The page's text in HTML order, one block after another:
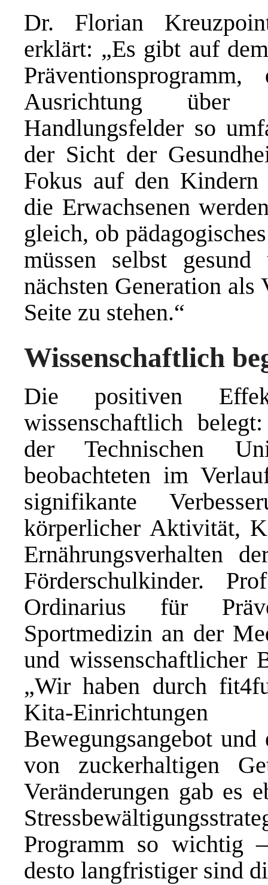
Dr. Florian
erklärt: „Es gibt auf
Ausrichtung über
Handlungsfelder so
der Sicht der
Fokus auf den Kindern
die Erwachsenen
gleich, ob
müssen selbst
nächsten Generation
Seite zu stehen.“
Wissenschaftlich
Die positiven
wissenschaftlich
der Technischen
beobachteten im
signifikante
körperlicher Aktivität,
Ernährungsverhalten
Förderschulkinder.
Ordinarius für
Sportmedizin an der
und wissenschaftlicher
„Wir haben durch
Kita-
Bewegungsangebot
von zuckerhaltigen
Veränderungen gab es
Programm so wichtig
desto langfristiger sind